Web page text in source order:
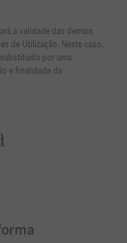
a validade das demais
de Utilização. Neste caso,
por uma
e finalidade da